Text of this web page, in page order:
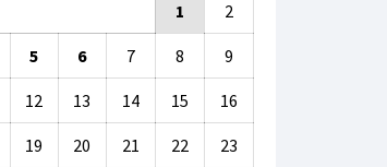
1
2
5 6 7 8 9
12 13 14 15 16
19 20 21 22 23